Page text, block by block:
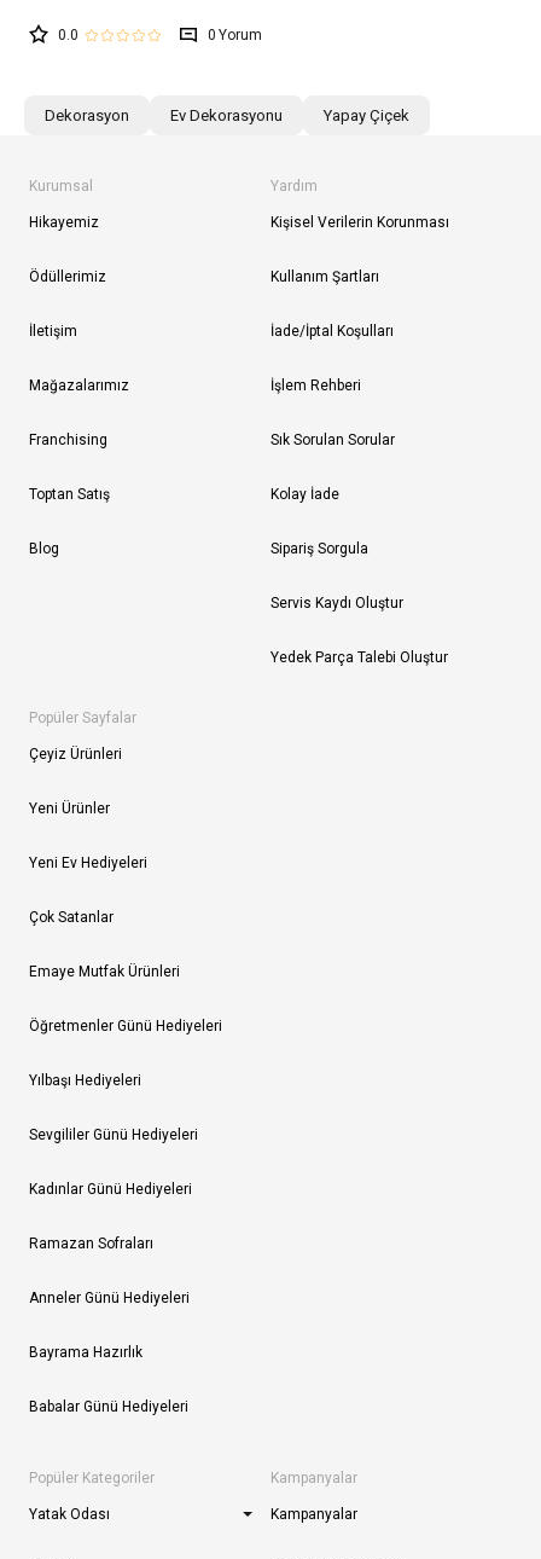
0.0 0
Dekorasyon Ev Dekorasyonu Yapay Çiçek
Kurumsal
Hikayemiz
Ödüllerimiz
İletişim
Mağazalarımız
Franchising
Toptan Satış
Blog
Yardım
Kişisel Verilerin Korunması
Kullanım Şartları
İade/İptal Koşulları
İşlem Rehberi
Sık Sorulan Sorular
Kolay İade
Sipariş Sorgula
Servis Kaydı Oluştur
Yedek Parça Talebi Oluştur
Popüler Sayfalar
Çeyiz Ürünleri
Yeni Ürünler
Yeni Ev Hediyeleri
Çok Satanlar
Emaye Mutfak Ürünleri
Öğretmenler Günü Hediyeleri
Yılbaşı Hediyeleri
Sevgililer Günü Hediyeleri
Kadınlar Günü Hediyeleri
Ramazan Sofraları
Anneler Günü Hediyeleri
Bayrama Hazırlık
Babalar Günü Hediyeleri
Popüler Kategoriler
Yatak Odası
Kampanyalar
Kampanyalar